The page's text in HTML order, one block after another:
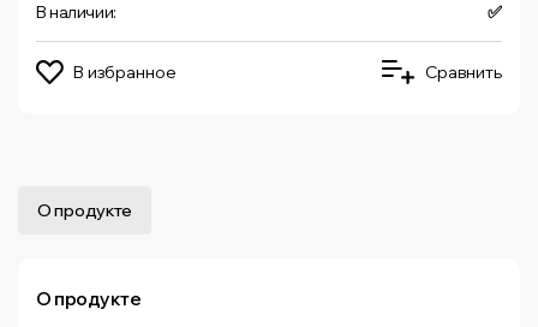
В наличии: ✅
В избранное Сравнить
О продукте
О продукте